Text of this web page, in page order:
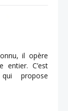
il opère
entier. C’est
propose